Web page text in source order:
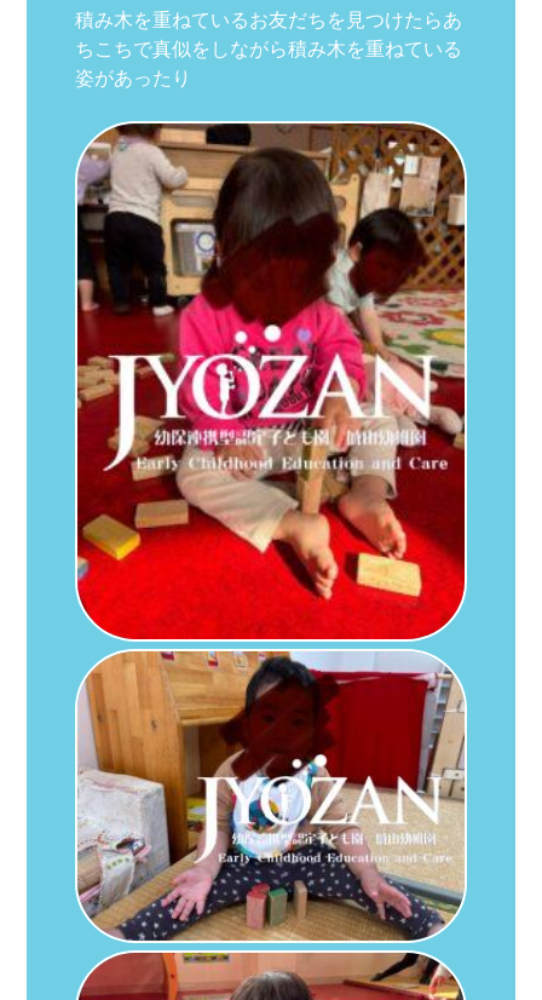
積み木を重ねているお友だちを見つけたらあ
ちこちで真似をしながら積み木を重ねている
姿があったり